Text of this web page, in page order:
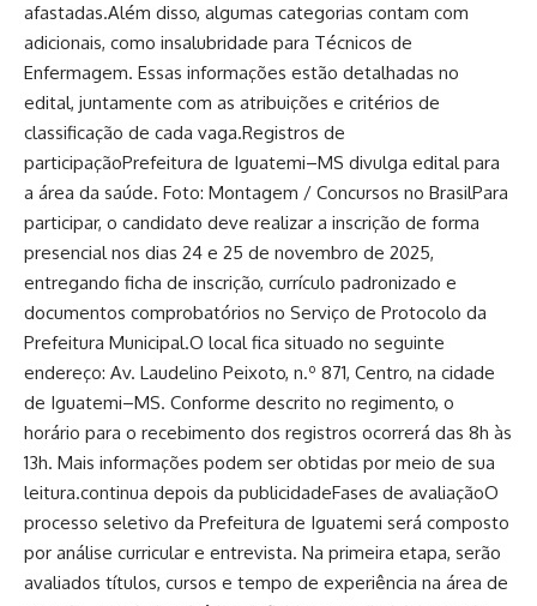
afastadas.Além disso, algumas categorias contam com
adicionais, como insalubridade para Técnicos de
Enfermagem. Essas informações estão detalhadas no
edital, juntamente com as atribuições e critérios de
classificação de cada vaga.Registros de
participaçãoPrefeitura de Iguatemi–MS divulga edital para
a área da saúde. Foto: Montagem / Concursos no BrasilPara
participar, o candidato deve realizar a inscrição de forma
presencial nos dias 24 e 25 de novembro de 2025,
entregando ficha de inscrição, currículo padronizado e
documentos comprobatórios no Serviço de Protocolo da
Prefeitura Municipal.O local fica situado no seguinte
endereço: Av. Laudelino Peixoto, n.º 871, Centro, na cidade
de Iguatemi–MS. Conforme descrito no regimento, o
horário para o recebimento dos registros ocorrerá das 8h às
13h. Mais informações podem ser obtidas por meio de sua
leitura.continua depois da publicidadeFases de avaliaçãoO
processo seletivo da Prefeitura de Iguatemi será composto
por análise curricular e entrevista. Na primeira etapa, serão
avaliados títulos, cursos e tempo de experiência na área de